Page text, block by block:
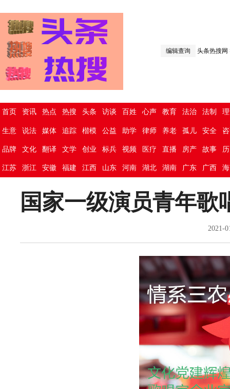
编辑查询 头条热搜网
首页 资讯 热点 热搜 头条 访谈 百姓 心声 教育 法治 法制
生意 说法 媒体 追踪 楷模 公益 助学 律师 养老 孤儿 安全
品牌 文化 翻译 文学 创业 标兵 视频 医疗 直播 房产 故事
江苏 浙江 安徽 福建 江西 山东 河南 湖北 湖南 广东 广西
国家一级演员青年
2021-